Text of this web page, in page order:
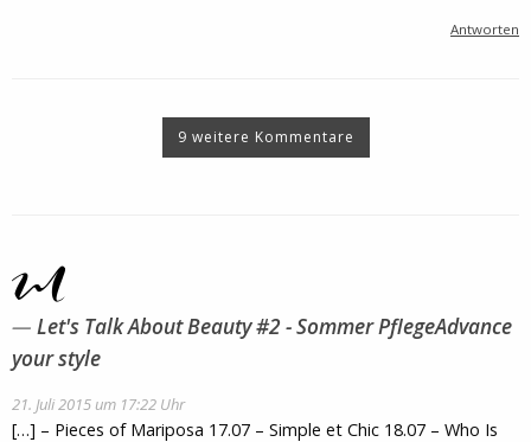
Antworten
9 weitere Kommentare
Let's Talk About Beauty #2 - Sommer PflegeAdvance
your style
21. Juli 2015 um 17:22 Uhr
[…] – Pieces of Mariposa 17.07 – Simple et Chic 18.07 – Who Is